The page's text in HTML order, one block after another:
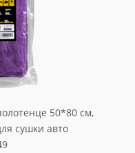
50*80 см,
сушки авто